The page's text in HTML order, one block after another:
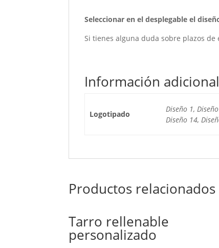
Seleccionar en el desplegable el
Si tienes alguna duda sobre plazos
Información adicional
Logotipado
Diseño 1,
Diseño 14,
Productos relacionados
Tarro rellenable
personalizado